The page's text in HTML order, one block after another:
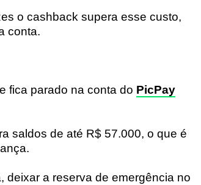
o cashback supera esse custo,
conta.
fica parado na conta do PicPay
saldos de até R$ 57.000, o que é
deixar a reserva de emergência no